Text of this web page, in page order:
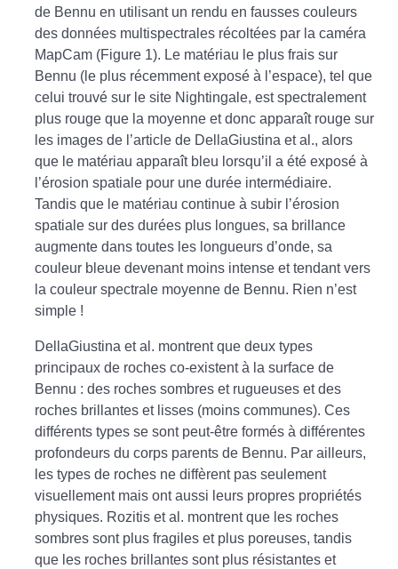
de Bennu en utilisant un rendu en fausses couleurs
des données multispectrales récoltées par la caméra
MapCam (Figure 1). Le matériau le plus frais sur
Bennu (le plus récemment exposé à l’espace), tel que
celui trouvé sur le site Nightingale, est spectralement
plus rouge que la moyenne et donc apparaît rouge sur
les images de l’article de DellaGiustina et al., alors
que le matériau apparaît bleu lorsqu’il a été exposé à
l’érosion spatiale pour une durée intermédiaire.
Tandis que le matériau continue à subir l’érosion
spatiale sur des durées plus longues, sa brillance
augmente dans toutes les longueurs d’onde, sa
couleur bleue devenant moins intense et tendant vers
la couleur spectrale moyenne de Bennu. Rien n’est
simple !
DellaGiustina et al. montrent que deux types
principaux de roches co-existent à la surface de
Bennu : des roches sombres et rugueuses et des
roches brillantes et lisses (moins communes). Ces
différents types se sont peut-être formés à différentes
profondeurs du corps parents de Bennu. Par ailleurs,
les types de roches ne diffèrent pas seulement
visuellement mais ont aussi leurs propres propriétés
physiques. Rozitis et al. montrent que les roches
sombres sont plus fragiles et plus poreuses, tandis
que les roches brillantes sont plus résistantes et